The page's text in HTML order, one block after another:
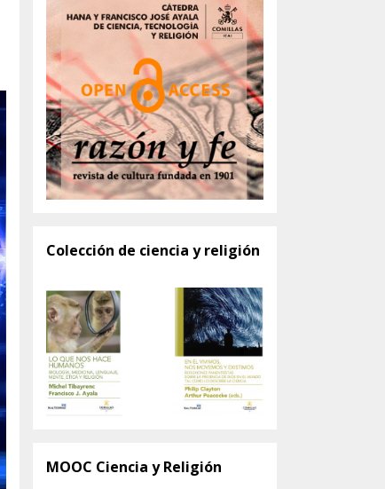
Colección de ciencia y religión
MOOC Ciencia y Religión